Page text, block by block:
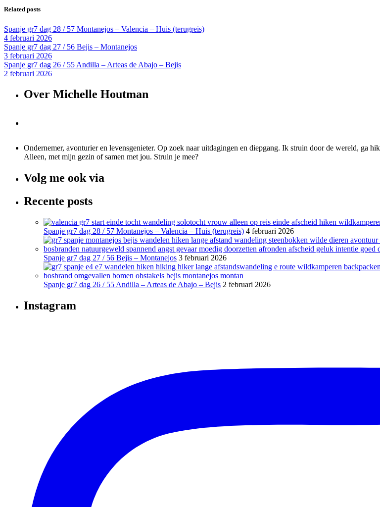
Related posts
Spanje gr7 dag 28 / 57 Montanejos – Valencia – Huis (terugreis)
4 februari 2026
Spanje gr7 dag 27 / 56 Bejis – Montanejos
3 februari 2026
Spanje gr7 dag 26 / 55 Andilla – Arteas de Abajo – Bejis
2 februari 2026
Over Michelle Houtman
Ondernemer, avonturier en levensgenieter. Op zoek naar uitdagingen en diepgang. Ik struin door de wereld, ga
Alleen, met mijn gezin of samen met jou. Struin je mee?
Volg me ook via
Recente posts
Spanje gr7 dag 28 / 57 Montanejos – Valencia – Huis (terugreis) 4 februari 2026
Spanje gr7 dag 27 / 56 Bejis – Montanejos 3 februari 2026
Spanje gr7 dag 26 / 55 Andilla – Arteas de Abajo – Bejis 2 februari 2026
Instagram